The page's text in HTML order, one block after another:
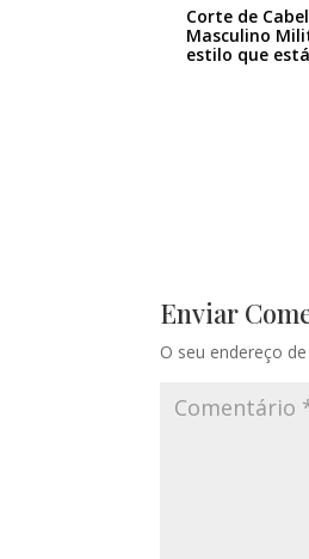
Corte de
Masculino
estilo que
Enviar
O seu endereço